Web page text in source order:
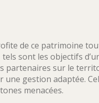
de ce patrimoine
sont les objectifs
partenaires sur le
gestion adaptée.
menacées.